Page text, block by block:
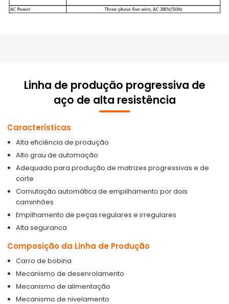
Linha de produção progressiva de
aço de alta resistência
Características
Alta eficiência de produção
Alto grau de automação
Adequado para produção de matrizes progressivas e de
corte
Comutação automática de empilhamento por dois
caminhões
Empilhamento de peças regulares e irregulares
Alta seguranca
Composição da Linha de Produção
Carro de bobina
Mecanismo de desenrolamento
Mecanismo de alimentação
Mecanismo de nivelamento